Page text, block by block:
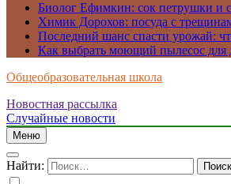
Биолог Ефимкин: сок петрушки и
Химик Дорохов: посуда с
Последний шанс спасти урожай:
Как выбрать моющий пылесос для
Общеобразовательная школа
Новостная рассылка
Случайные новости
Меню
Найти: